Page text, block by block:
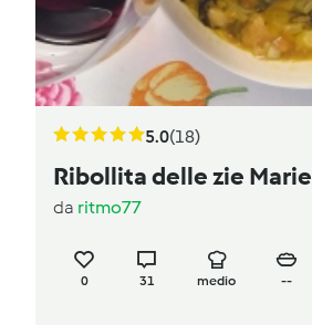
5.0(18)
Ribollita delle zie Marie
da ritmo77
0 31 medio --